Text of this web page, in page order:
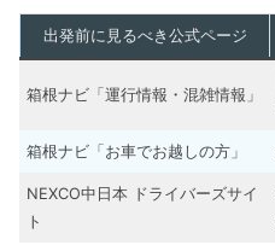
出発前に見るべき公式ページ
箱根ナビ「運行情報・混雑情報」
箱根ナビ「お車でお越しの方」
NEXCO中日本 ドライバーズサイ
ト